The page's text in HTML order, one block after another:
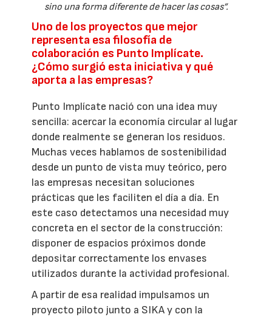
sino una forma diferente de hacer las cosas”.
Uno de los proyectos que mejor
representa esa filosofía de
colaboración es Punto Implícate.
¿Cómo surgió esta iniciativa y qué
aporta a las empresas?
Punto Implícate nació con una idea muy
sencilla: acercar la economía circular al lugar
donde realmente se generan los residuos.
Muchas veces hablamos de sostenibilidad
desde un punto de vista muy teórico, pero
las empresas necesitan soluciones
prácticas que les faciliten el día a día. En
este caso detectamos una necesidad muy
concreta en el sector de la construcción:
disponer de espacios próximos donde
depositar correctamente los envases
utilizados durante la actividad profesional.
A partir de esa realidad impulsamos un
proyecto piloto junto a SIKA y con la